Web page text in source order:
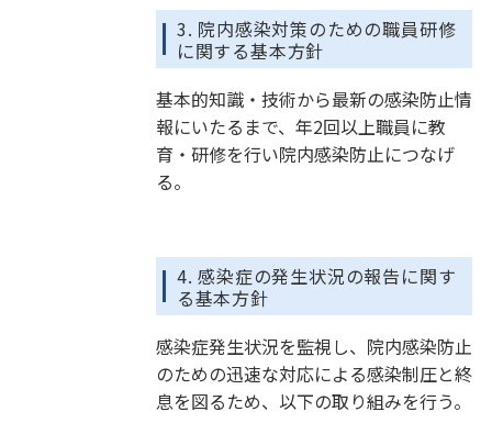
3. 院内感染対策のための職員研修
に関する基本方針
基本的知識・技術から最新の感染防止情
報にいたるまで、年2回以上職員に教
育・研修を行い院内感染防止につなげ
る。
4. 感染症の発生状況の報告に関す
る基本方針
感染症発生状況を監視し、院内感染防止
のための迅速な対応による感染制圧と終
息を図るため、以下の取り組みを行う。